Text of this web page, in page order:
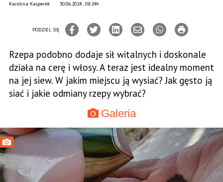
30.06.2024., 08:24h
Karolina Kasperek
PODZIEL SIĘ
Rzepa podobno dodaje sił witalnych i doskonale
działa na cerę i włosy. A teraz jest idealny moment
na jej siew. W jakim miejscu ją wysiać? Jak gęsto ją
siać i jakie odmiany rzepy wybrać?
Galeria